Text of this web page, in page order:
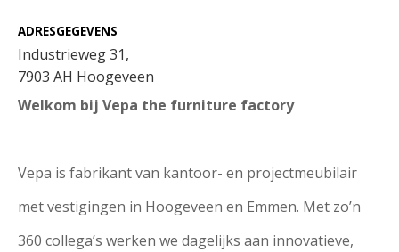
ADRESGEGEVENS
Industrieweg 31,
7903 AH Hoogeveen
Welkom bij Vepa the furniture factory
Vepa is fabrikant van kantoor- en projectmeubilair
met vestigingen in Hoogeveen en Emmen. Met zo’n
360 collega’s werken we dagelijks aan innovatieve,